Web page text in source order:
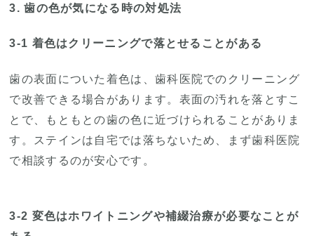
3. 歯の色が気になる時の対処法
3-1 着色はクリーニングで落とせることがある
歯の表面についた着色は、歯科医院でのクリーニング
で改善できる場合があります。表面の汚れを落とすこ
とで、もともとの歯の色に近づけられることがありま
す。ステインは自宅では落ちないため、まず歯科医院
で相談するのが安心です。
3-2 変色はホワイトニングや補綴治療が必要なことが